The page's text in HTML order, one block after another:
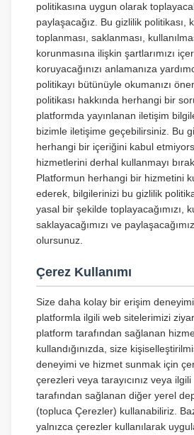
politikasına uygun olarak
paylaşacağız. Bu gizlilik politikası,
toplanması, saklanması,
korunmasına ilişkin şartlarımızı
koruyacağınızı anlamanıza
politikayı bütünüyle okumanızı
politikası hakkında herhangi bir
platformda yayınlanan iletişim
bizimle iletişime geçebilirsiniz. Bu
herhangi bir içeriğini kabul
hizmetlerini derhal kullanmayı
Platformun herhangi bir hizmetini
ederek, bilgilerinizi bu gizlilik
yasal bir şekilde toplayacağımızı,
saklayacağımızı ve
olursunuz.
Çerez Kullanımı
Size daha kolay bir erişim
platformla ilgili web sitelerimizi
platform tarafından sağlanan
kullandığınızda, size
deneyimi ve hizmet sunmak için
çerezleri veya tarayıcınız veya ilgili
tarafından sağlanan diğer yerel
(topluca Çerezler) kullanabiliriz.
yalnızca çerezler kullanılarak